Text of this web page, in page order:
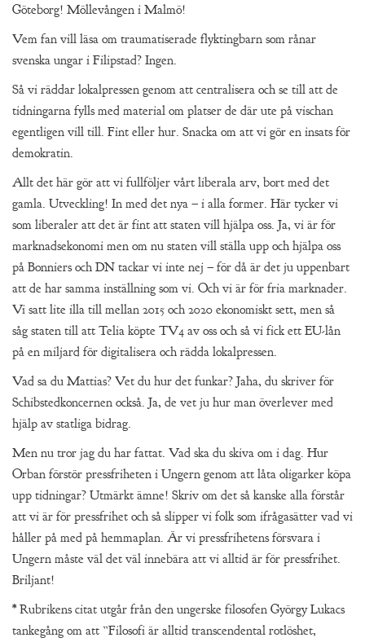
Göteborg! Möllevången i Malmö!
Vem fan vill läsa om traumatiserade flyktingbarn som rånar
svenska ungar i Filipstad? Ingen.
Så vi räddar lokalpressen genom att centralisera och se till att de
tidningarna fylls med material om platser de där ute på vischan
egentligen vill till. Fint eller hur. Snacka om att vi gör en insats för
demokratin.
Allt det här gör att vi fullföljer vårt liberala arv, bort med det
gamla. Utveckling! In med det nya – i alla former. Här tycker vi
som liberaler att det är fint att staten vill hjälpa oss. Ja, vi är för
marknadsekonomi men om nu staten vill ställa upp och hjälpa oss
på Bonniers och DN tackar vi inte nej – för då är det ju uppenbart
att de har samma inställning som vi. Och vi är för fria marknader.
Vi satt lite illa till mellan 2015 och 2020 ekonomiskt sett, men så
såg staten till att Telia köpte TV4 av oss och så vi fick ett EU-lån
på en miljard för digitalisera och rädda lokalpressen.
Vad sa du Mattias? Vet du hur det funkar? Jaha, du skriver för
Schibstedkoncernen också. Ja, de vet ju hur man överlever med
hjälp av statliga bidrag.
Men nu tror jag du har fattat. Vad ska du skiva om i dag. Hur
Orban förstör pressfriheten i Ungern genom att låta oligarker köpa
upp tidningar? Utmärkt ämne! Skriv om det så kanske alla förstår
att vi är för pressfrihet och så slipper vi folk som ifrågasätter vad vi
håller på med på hemmaplan. Är vi pressfrihetens försvara i
Ungern måste väl det väl innebära att vi alltid är för pressfrihet.
Briljant!
* Rubrikens citat utgår från den ungerske filosofen György Lukacs
tankegång om att ”Filosofi är alltid transcendental rotlöshet,